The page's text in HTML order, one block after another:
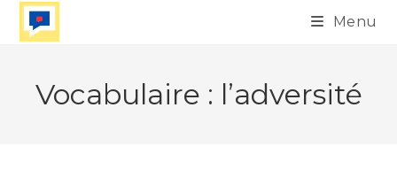
Skip
Menu
Vocabulaire : l’adversité